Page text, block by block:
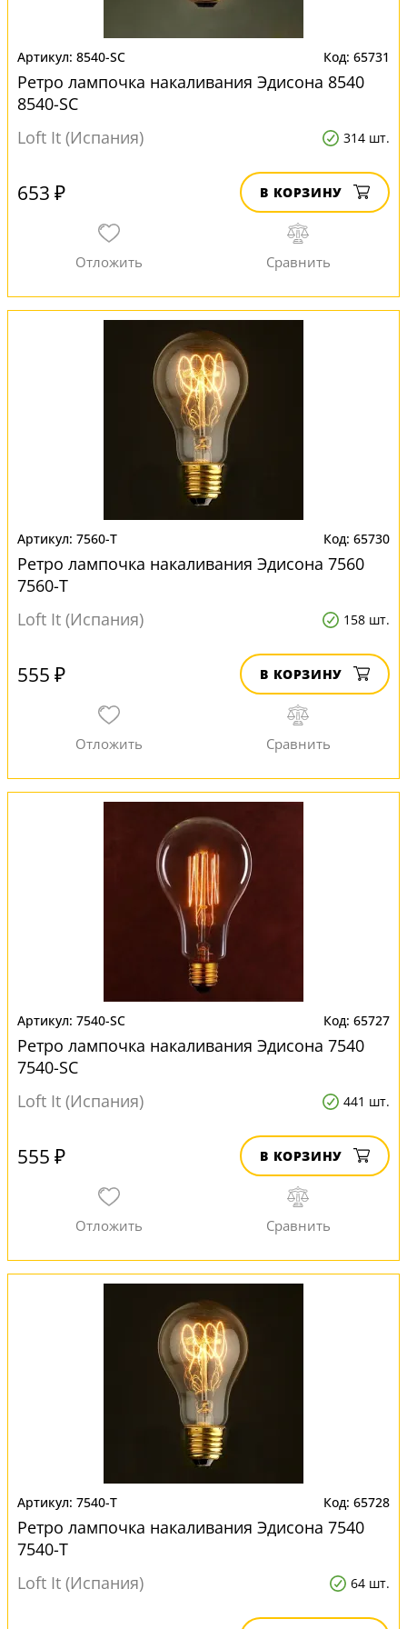
8540-SC 65731
Ретро лампочка накаливания Эдисона 8540
8540-SC
Loft It (Испания)
314 шт.
653 ₽ В КОРЗИНУ
7560-T 65730
Ретро лампочка накаливания Эдисона 7560
7560-T
Loft It (Испания)
158 шт.
555 ₽ В КОРЗИНУ
7540-SC 65727
Ретро лампочка накаливания Эдисона 7540
7540-SC
Loft It (Испания)
441 шт.
555 ₽ В КОРЗИНУ
7540-T 65728
Ретро лампочка накаливания Эдисона 7540
7540-T
Loft It (Испания)
64 шт.